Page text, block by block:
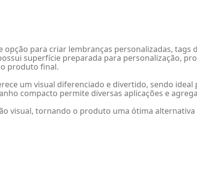
opção para criar lembranças personalizadas, tags
superfície preparada para personalização,
produto final.
um visual diferenciado e divertido, sendo ideal
compacto permite diversas aplicações e
visual, tornando o produto uma ótima